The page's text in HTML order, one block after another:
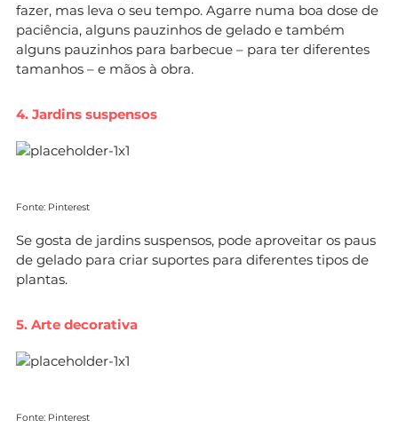
fazer, mas leva o seu tempo. Agarre numa boa dose de
paciência, alguns pauzinhos de gelado e também
alguns pauzinhos para barbecue – para ter diferentes
tamanhos – e mãos à obra.
4. Jardins suspensos
Fonte: Pinterest
Se gosta de jardins suspensos, pode aproveitar os paus
de gelado para criar suportes para diferentes tipos de
plantas.
5. Arte decorativa
Fonte: Pinterest